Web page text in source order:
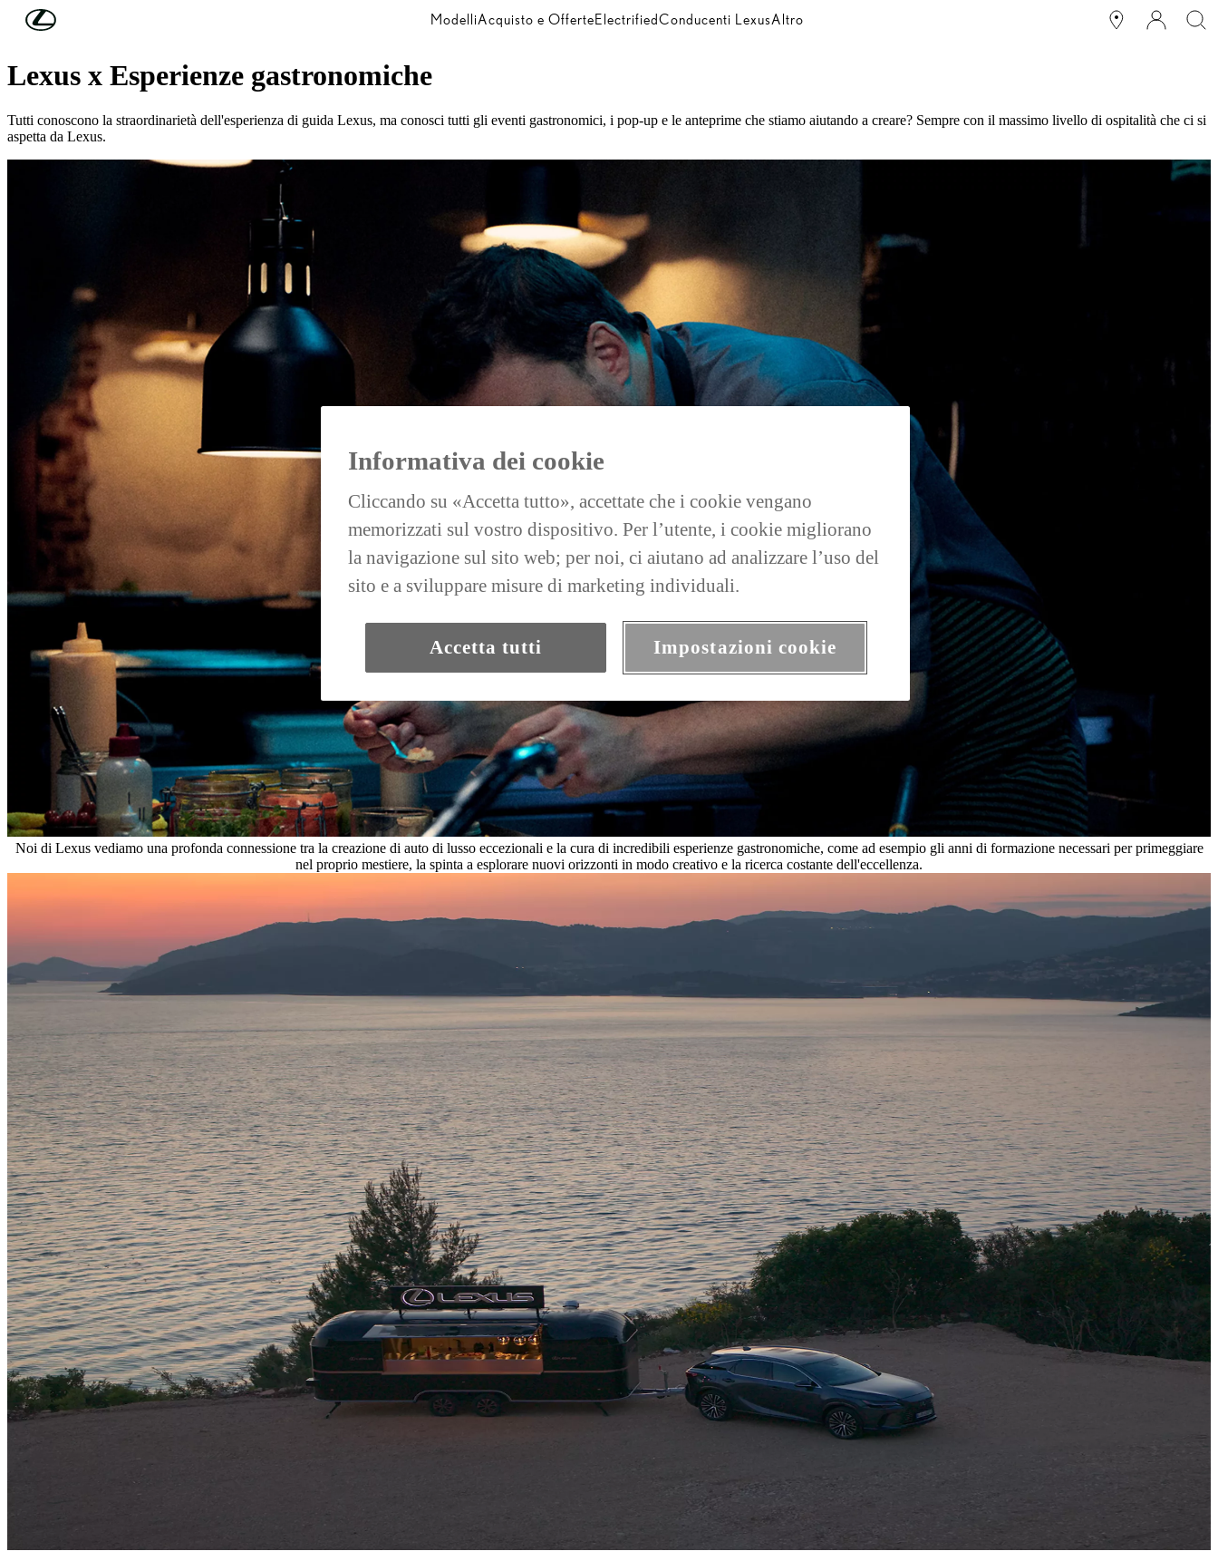
Skip to Main Content ModelliAcquisto e OfferteElectrifiedConducenti LexusAltro
CUCINA RAFFINATA E STRAORDINARIA
Lexus x Esperienze gastronomiche
Tutti conoscono la straordinarietà dell'esperienza di guida Lexus, ma conosci tutti gli eventi gastronomici, i pop-up e le anteprime che stiamo aiutando a creare? Sempre con il massimo livello di ospitalità che ci si
aspetta da Lexus.
Noi di Lexus vediamo una profonda connessione tra la creazione di auto di lusso eccezionali e la cura di incredibili esperienze gastronomiche, come ad esempio gli anni di formazione necessari per primeggiare
nel proprio mestiere, la spinta a esplorare nuovi orizzonti in modo creativo e la ricerca costante dell'eccellenza.
Informativa dei cookie
Cliccando su «Accetta tutto», accettate che i cookie vengano
memorizzati sul vostro dispositivo. Per l’utente, i cookie migliorano
la navigazione sul sito web; per noi, ci aiutano ad analizzare l’uso del
sito e a sviluppare misure di marketing individuali.
Accetta tutti Impostazioni cookie